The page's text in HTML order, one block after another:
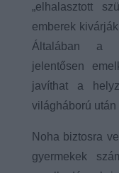
„elhalasztott
emberek
Általában a
jelentősen
javíthat a
világháború után
Noha biztosra
gyermekek